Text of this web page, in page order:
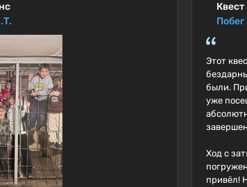
Квест
Этот
бездарный и
были.
уже
Ход с
привёл!